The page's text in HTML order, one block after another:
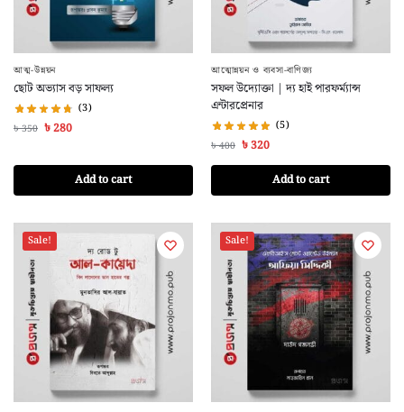
আত্ম-উন্নয়ন
ছোট অভ্যাস বড় সাফল্য
(3)
৳350 ৳280
Add to cart
আত্মোন্নয়ন ও ব্যবসা-বাণিজ্য
সফল উদ্যোক্তা | দ্য হাই পারফর্ম্যান্স
এন্টারপ্রেনার
(5)
৳400 ৳320
Add to cart
Sale! Sale!